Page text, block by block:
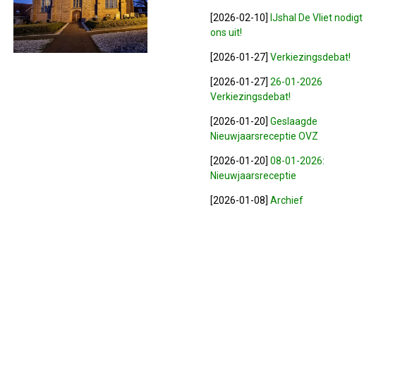
[2026-02-10] IJshal De Vliet nodigt
ons uit!
[2026-01-27]Verkiezingsdebat!
[2026-01-27]26-01-2026
Verkiezingsdebat!
[2026-01-20]Geslaagde
Nieuwjaarsreceptie OVZ
[2026-01-20]08-01-2026:
Nieuwjaarsreceptie
[2026-01-08]Archief